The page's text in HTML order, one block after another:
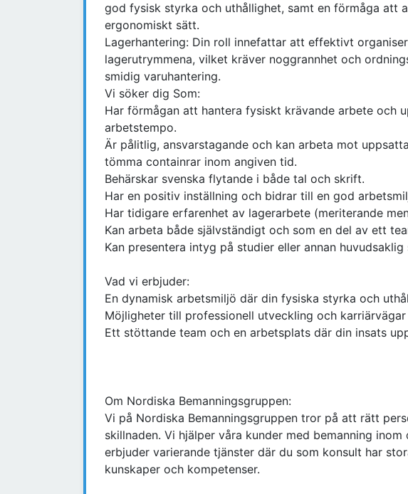
god fysisk styrka och uthållighet, samt en förmåga att
ergonomiskt sätt.
Lagerhantering: Din roll innefattar att effektivt
lagerutrymmena, vilket kräver noggrannhet och
smidig varuhantering.
Vi söker dig Som:
Har förmågan att hantera fysiskt krävande arbete och
arbetstempo.
Är pålitlig, ansvarstagande och kan arbeta mot
tömma containrar inom angiven tid.
Behärskar svenska flytande i både tal och skrift.
Har en positiv inställning och bidrar till en god
Har tidigare erfarenhet av lagerarbete (meriterande
Kan arbeta både självständigt och som en del av ett
Kan presentera intyg på studier eller annan
Vad vi erbjuder:
En dynamisk arbetsmiljö där din fysiska styrka och
Möjligheter till professionell utveckling och
Ett stöttande team och en arbetsplats där din insats
Om Nordiska Bemanningsgruppen:
Vi på Nordiska Bemanningsgruppen tror på att rätt
skillnaden. Vi hjälper våra kunder med bemanning
erbjuder varierande tjänster där du som konsult har
kunskaper och kompetenser.